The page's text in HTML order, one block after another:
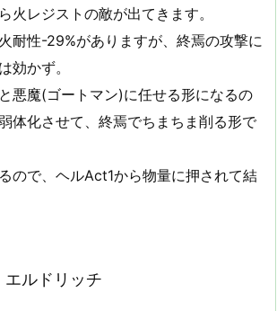
火レジストの敵が出てきます。
耐性-29%がありますが、終焉の攻撃に
効かず。
悪魔(ゴートマン)に任せる形になるの
体化させて、終焉でちまちま削る形で
ので、ヘルAct1から物量に押されて結
エルドリッチ